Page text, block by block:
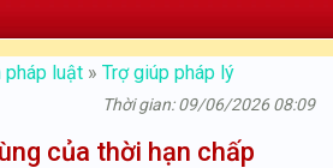
pháp luật » Trợ giúp pháp lý
Thời gian: 09/06/2026 08:09
của thời hạn chấp